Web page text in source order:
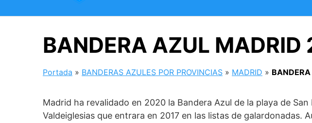
BANDERA AZUL
Portada » BANDERAS AZULES POR PROVINCIAS » MADRID »
Madrid ha revalidado en 2020 la Bandera Azul de la playa de
Valdeiglesias que entrara en 2017 en las listas de galardonadas.